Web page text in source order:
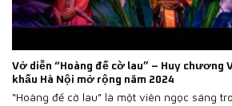
Vở diễn “Hoàng đế cờ lau” – Huy chương
khấu Hà Nội mở rộng năm 2024
“Hoàng đế cờ lau” là một viên ngọc sáng